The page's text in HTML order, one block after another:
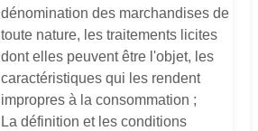
dénomination des marchandises de
toute nature, les traitements licites
dont elles peuvent être l'objet, les
caractéristiques qui les rendent
impropres à la consommation ;
La définition et les conditions